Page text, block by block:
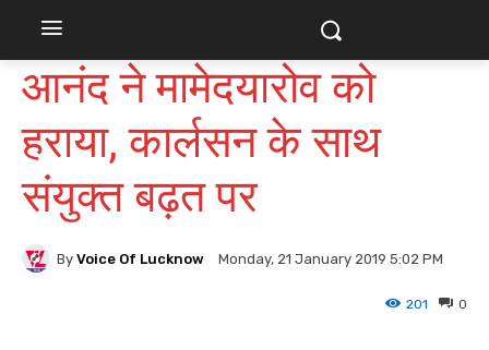
आनंद ने मामेदयारोव को
हराया, कार्लसन के साथ
संयुक्त बढ़त पर
By Voice Of Lucknow Monday, 21 January 2019 5:02 PM
0
201